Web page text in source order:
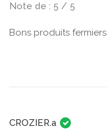
Note de : 5 / 5
Bons produits fermiers
CROZIER.a